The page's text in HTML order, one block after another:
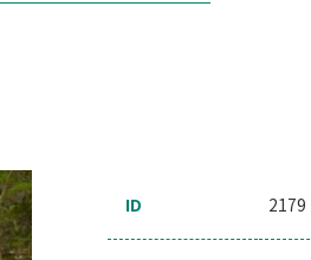
ID 2179